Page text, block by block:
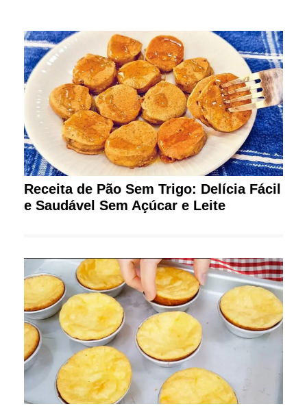
Receita de Pão Sem Trigo: Delícia Fácil
e Saudável Sem Açúcar e Leite